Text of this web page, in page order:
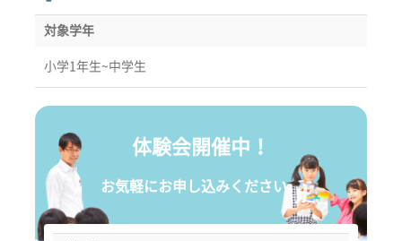
対象学年
小学1年生~中学生
体験会開催中！
お気軽にお申し込みください。